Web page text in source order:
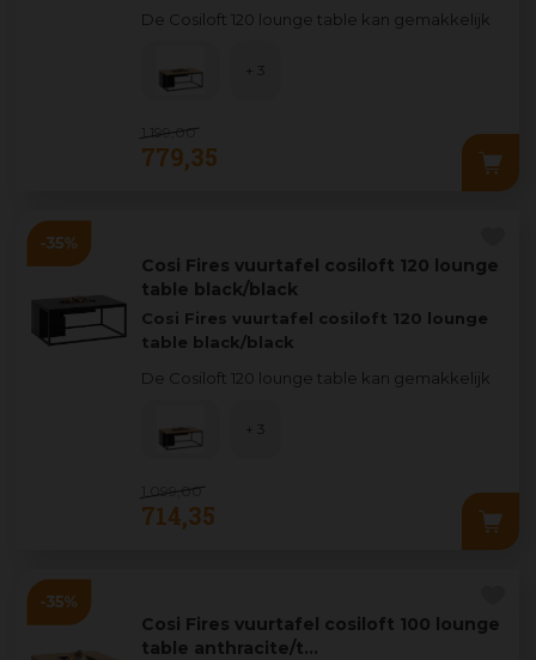
De Cosiloft 120 lounge table kan gemakkelijk
...
1.199 ,00
779,35
+ 3
Cosi Fires vuurtafel cosiloft 120 lounge
table black/black
Cosi Fires vuurtafel cosiloft 120 lounge
table black/black
De Cosiloft 120 lounge table kan gemakkelijk
lounge
1.099 00
714,35
+ 3
Cosi Fires vuurtafel cosiloft 100 lounge
table anthracite/t…